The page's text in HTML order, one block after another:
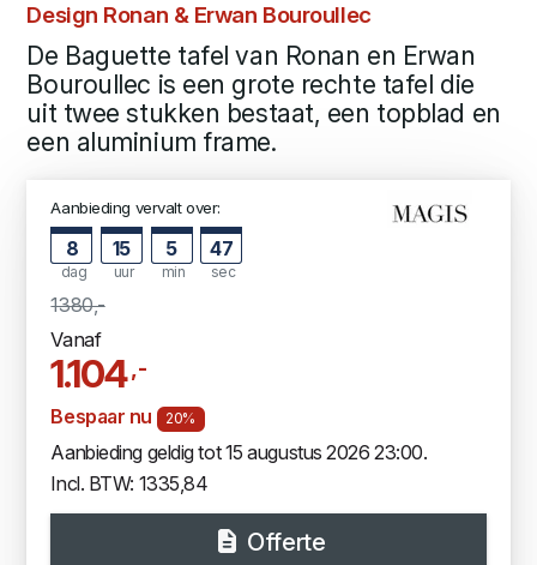
Design Ronan & Erwan Bouroullec
De Baguette tafel van Ronan en Erwan
Bouroullec is een grote rechte tafel die
uit twee stukken bestaat, een topblad en
een aluminium frame.
Aanbieding vervalt over:
8
dag
15
uur
5
min
47
sec
1380,-
Vanaf
1.104,-
Bespaar nu 20%
Aanbieding geldig tot 15 augustus 2026 23:00.
Incl. BTW: 1335,84
Offerte